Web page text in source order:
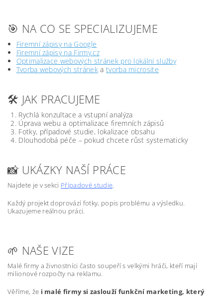
🎯 NA CO SE SPECIALIZUJEME
Firemní zápisy na Google
Firemní zápisy na Firmy.cz
Optimalizace webových stránek pro lokální služby
Tvorba webových stráneka tvorba microsite
🛠️ JAK PRACUJEME
Rychlá konzultace a vstupní analýza
Úprava webu a optimalizace firemních zápisů
Fotky, případové studie, lokalizace obsahu
Dlouhodobá péče – pokud chcete růst systematicky
📸 UKÁZKY NAŠÍ PRÁCE
Najdete je v sekci Případové studie.
Každý projekt doprovází fotky, popis problému a výsledku.
Ukazujeme reálnou práci.
🌱 NAŠE VIZE
Malé firmy a živnostníci často soupeří s velkými hráči, kteří mají
milionové rozpočty na reklamu.
Věříme, že i malé firmy si zaslouží funkční marketing, který